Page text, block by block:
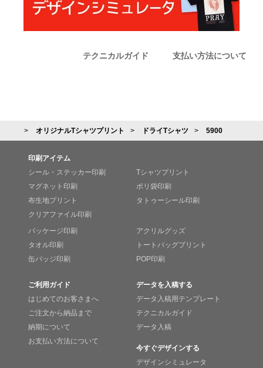
テクニカルガイド 支払い方法について
オリジナルTシャツプリント ドライTシャツ 5900
印刷アイテム
シール・ステッカー印刷
マグネット印刷
布生地プリント
クリアファイル印刷
Tシャツプリント
ポリ袋印刷
タトゥーシール印刷
パッケージ印刷
タオル印刷
缶バッジ印刷
アクリルグッズ
トートバッグプリント
POP印刷
ご利用ガイド
はじめてのお客さまへ
ご注文から納品まで
納期について
お支払い方法について
データを入稿する
データ入稿用テンプレート
テクニカルガイド
データ入稿
今すぐデザインする
デザインシミュレータ